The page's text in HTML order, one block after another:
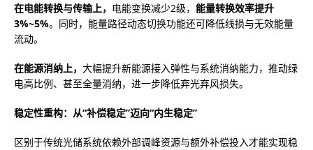
在电能转换与传输上， 电能变换减少2级， 能量转换效率提升
3%~5%。同时，能量路径动态切换功能还可降低线损与无效能量
流动。
在能源消纳上， 大幅提升新能源接入弹性与系统消纳能力，推动绿
电高比例、甚至全量消纳，进一步降低弃光弃风损失。
稳定性重构：从“补偿稳定”迈向“内生稳定”
区别于传统光储系统依赖外部调峰资源与额外补偿投入才能实现稳